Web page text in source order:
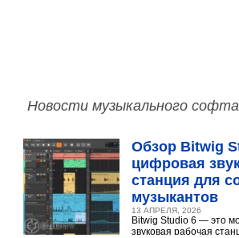
Новости музыкального софта
Обзор Bitwig
цифровая
станция для
музыкантов
13 АПРЕЛЯ, 2026
Bitwig Studio 6 — это
звуковая рабочая